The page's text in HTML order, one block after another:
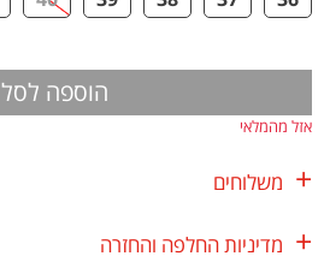
הוספה לסל
אזל מהמלאי
משלוחים
מדיניות החלפה והחזרה